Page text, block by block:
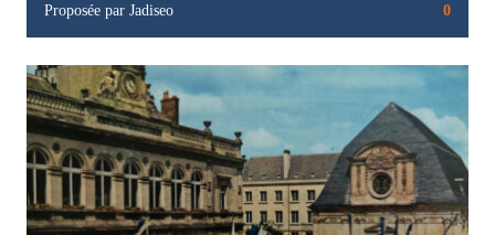
Proposée par Jadiseo 0